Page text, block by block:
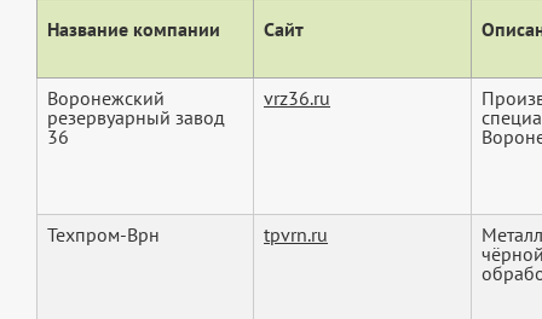
Название компании Сайт
Воронежский
резервуарный завод
36
vrz36.ru
Техпром-Врн tpvrn.ru